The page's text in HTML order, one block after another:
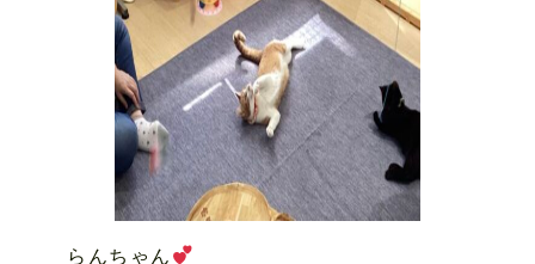
らんちゃん